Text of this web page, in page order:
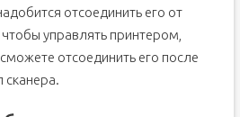
отсоединить его от
управлять принтером,
отсоединить его после
сканера.